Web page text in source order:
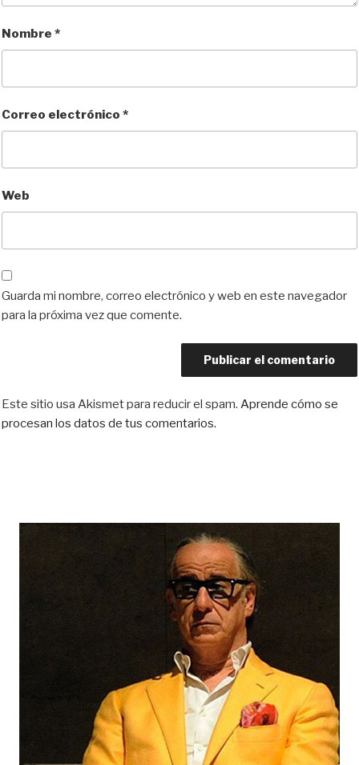
Nombre *
Correo electrónico *
Web
Guarda mi nombre, correo electrónico y web en este navegador
para la próxima vez que comente.
Este sitio usa Akismet para reducir el spam. Aprende cómo se
procesan los datos de tus comentarios.